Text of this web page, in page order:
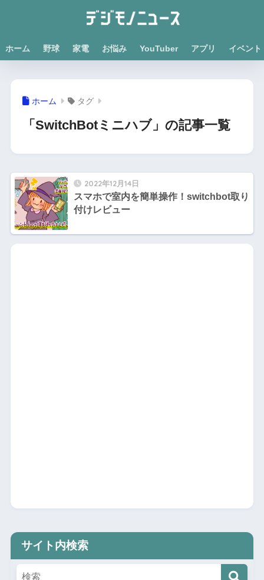
ホーム 野球 家電 お悩み YouTuber アプリ イベント
ホーム タグ
「SwitchBotミニハブ」の記事一覧
2022年12月14日
スマホで室内を簡単操作！switchbot取り
付けレビュー
サイト内検索